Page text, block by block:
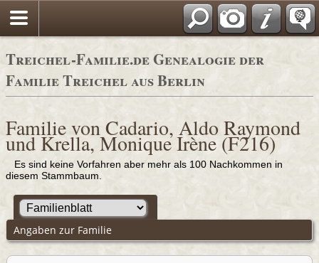
Adressbücher
Treichel-Familie.de Genealogie der
Familie Treichel aus Berlin
Familie von Cadario, Aldo Raymond
und Krella, Monique Irène (F216)
Es sind keine Vorfahren aber mehr als 100 Nachkommen in
diesem Stammbaum.
Angaben zur Familie